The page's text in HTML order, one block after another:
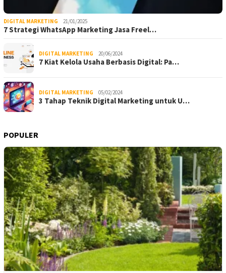
DIGITAL MARKETING 21/01/2025
7 Strategi WhatsApp Marketing Jasa Freel…
DIGITAL MARKETING 20/06/2024
7 Kiat Kelola Usaha Berbasis Digital: Pa…
DIGITAL MARKETING 05/02/2024
3 Tahap Teknik Digital Marketing untuk U…
POPULER